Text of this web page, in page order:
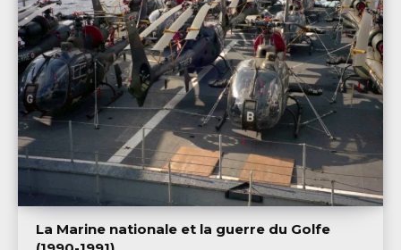
La Marine nationale et la guerre du Golfe